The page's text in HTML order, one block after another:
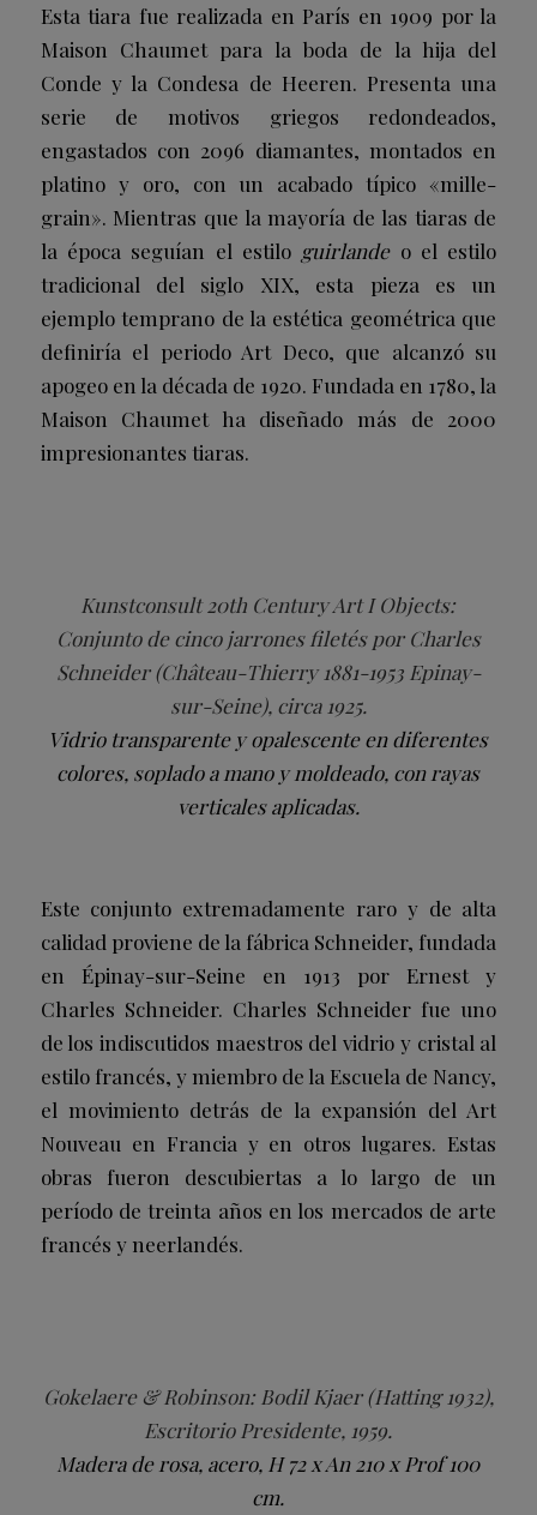
Esta tiara fue realizada en París en 1909 por la
Maison Chaumet para la boda de la hija del
Conde y la Condesa de Heeren. Presenta una
serie de motivos griegos redondeados,
engastados con 2096 diamantes, montados en
platino y oro, con un acabado típico «mille-
grain». Mientras que la mayoría de las tiaras de
la época seguían el estilo guirlandeo el estilo
tradicional del siglo XIX, esta pieza es un
ejemplo temprano de la estética geométrica que
definiría el periodo Art Deco, que alcanzó su
apogeo en la década de 1920. Fundada en 1780, la
Maison Chaumet ha diseñado más de 2000
impresionantes tiaras.
Kunstconsult 20th Century Art I Objects:
Conjunto de cinco jarrones filetés por Charles
Schneider (Château-Thierry 1881-1953 Epinay-
sur-Seine), circa 1925.
Vidrio transparente y opalescente en diferentes
colores, soplado a mano y moldeado, con rayas
verticales aplicadas.
Este conjunto extremadamente raro y de alta
calidad proviene de la fábrica Schneider, fundada
en Épinay-sur-Seine en 1913 por Ernest y
Charles Schneider. Charles Schneider fue uno
de los indiscutidos maestros del vidrio y cristal al
estilo francés, y miembro de la Escuela de Nancy,
el movimiento detrás de la expansión del Art
Nouveau en Francia y en otros lugares. Estas
obras fueron descubiertas a lo largo de un
período de treinta años en los mercados de arte
francés y neerlandés.
Gokelaere & Robinson: Bodil Kjaer (Hatting 1932),
Escritorio Presidente, 1959.
Madera de rosa, acero, H 72 x An 210 x Prof 100
cm.